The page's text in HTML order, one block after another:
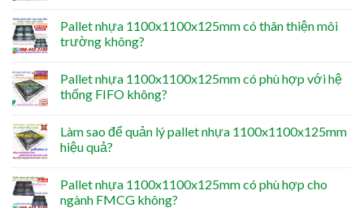
Pallet nhựa 1100x1100x125mm có thân thiện môi
trường không?
Pallet nhựa 1100x1100x125mm có phù hợp với hệ
thống FIFO không?
Làm sao để quản lý pallet nhựa 1100x1100x125mm
hiệu quả?
Pallet nhựa 1100x1100x125mm có phù hợp cho
ngành FMCG không?